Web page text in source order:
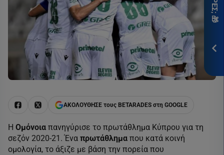
ΑΚΟΛΟΥΘΗΣΕ τους BETARADES στη GOOGLE
Η Ομόνοια πανηγύρισε το πρωτάθλημα Κύπρου για τη
σεζόν 2020-21. Ένα πρωτάθλημα που κατά κοινή
ομολογία, το άξιζε με βάση την πορεία που